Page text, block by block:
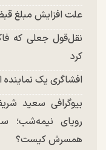
علت افزایش مبلغ
نقل‌قول جعلی که
کرد
افشاگری یک نماینده
بیوگرافی سعید
رویای نیمه‌شب؛
همسرش کیست؟